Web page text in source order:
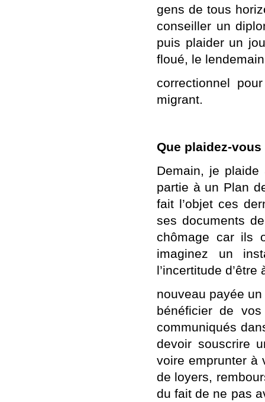
gens de tous
conseiller un
puis plaider un
floué, le
correctionnel
migrant.
Que plaidez-
Demain, je plaide
partie à un Plan
fait l’objet ces
ses documents
chômage car ils
imaginez un
l’incertitude d’être
nouveau payée
bénéficier de
communiqués
devoir souscrire
voire emprunter à
de loyers,
du fait de ne pas